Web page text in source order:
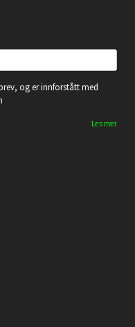
og er innforstått med
Les mer